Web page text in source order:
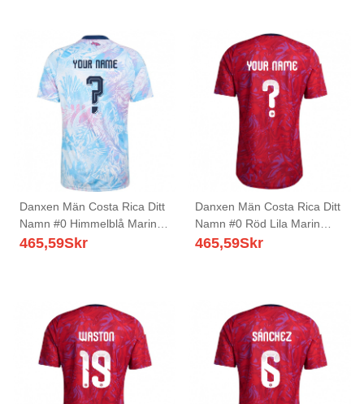
Danxen Män Costa Rica Ditt
Namn #0 Himmelblå Marin
Rosa Bortatröja Matchtröjor
465,59Skr
Danxen Män Costa Rica Ditt
Namn #0 Röd Lila Marin
Hemmatröja Matchtröjor 26-
465,59Skr